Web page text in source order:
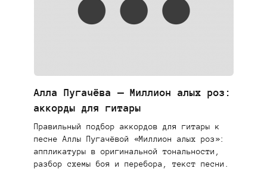
Алла Пугачёва — Миллион алых роз:
аккорды для гитары
Правильный подбор аккордов для гитары к
песне Аллы Пугачёвой «Миллион алых роз»:
аппликатуры в оригинальной тональности,
разбор схемы боя и перебора, текст песни.